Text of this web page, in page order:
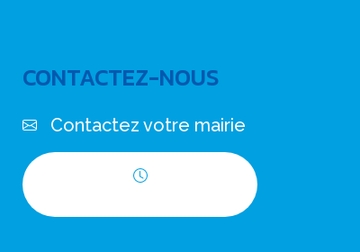
CONTACTEZ-NOUS
Contactez votre mairie